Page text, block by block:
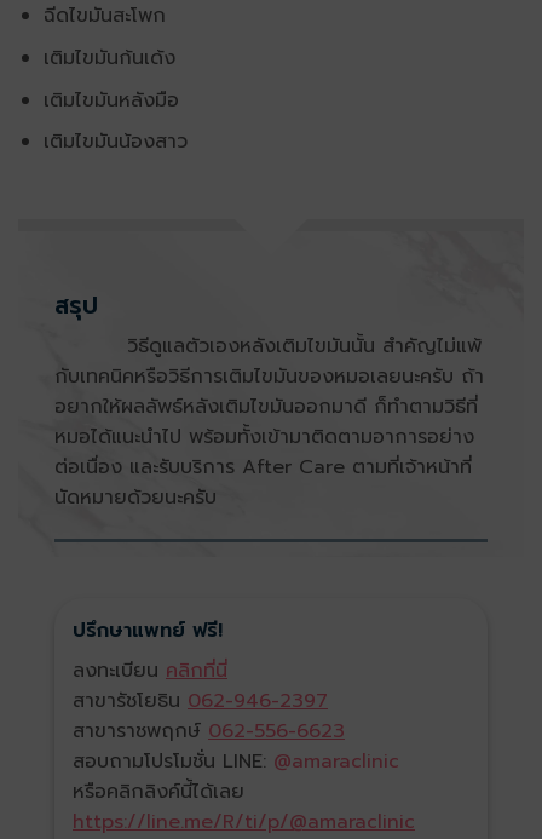
ฉีดไขมันสะโพก
เติมไขมันก้นเด้ง
เติมไขมันหลังมือ
เติมไขมันน้องสาว
สรุป
วิธีดูแลตัวเองหลังเติมไขมันนั้น สำคัญไม่แพ้
กับเทคนิคหรือวิธีการเติมไขมันของหมอเลยนะครับ ถ้า
อยากให้ผลลัพธ์หลังเติมไขมันออกมาดี ก็ทำตามวิธีที่
หมอได้แนะนำไป พร้อมทั้งเข้ามาติดตามอาการอย่าง
ต่อเนื่อง และรับบริการ After Care ตามที่เจ้าหน้าที่
นัดหมายด้วยนะครับ
ปรึกษาแพทย์ ฟรี!
ลงทะเบียน คลิกที่นี่
สาขารัชโยธิน 062-946-2397
สาขาราชพฤกษ์ 062-556-6623
สอบถามโปรโมชั่น LINE: @amaraclinic
หรือคลิกลิงค์นี้ได้เลย
https://line.me/R/ti/p/@amaraclinic